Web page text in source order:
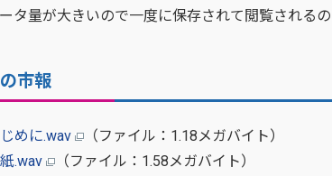
タ量が大きいので一度に保存されて閲覧されるの
市報
めに.wav
（ファイル：1.18メガバイト）
.wav
（ファイル：1.58メガバイト）